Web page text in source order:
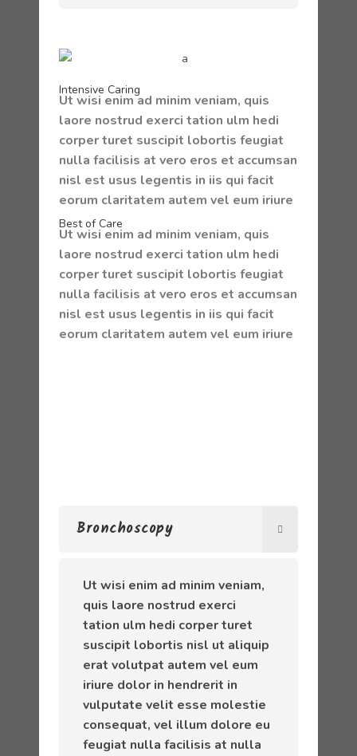
Intensive Caring
Ut wisi enim ad minim veniam, quis
laore nostrud exerci tation ulm hedi
corper turet suscipit lobortis feugiat
nulla facilisis at vero eros et accumsan
nisl est usus legentis in iis qui facit
eorum claritatem autem vel eum iriure
Best of Care
Ut wisi enim ad minim veniam, quis
laore nostrud exerci tation ulm hedi
corper turet suscipit lobortis feugiat
nulla facilisis at vero eros et accumsan
nisl est usus legentis in iis qui facit
eorum claritatem autem vel eum iriure
Bronchoscopy
Ut wisi enim ad minim veniam,
quis laore nostrud exerci
tation ulm hedi corper turet
suscipit lobortis nisl ut aliquip
erat volutpat autem vel eum
iriure dolor in hendrerit in
vulputate velit esse molestie
consequat, vel illum dolore eu
feugiat nulla facilisis at nulla